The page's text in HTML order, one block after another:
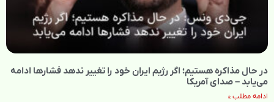
در حال مذاکره هستیم؛ اگر رژیم ایران خود را تغییر ندهد فشارها ادامه
می‌یابد – صدای آمریکا
ادامه مطلب »